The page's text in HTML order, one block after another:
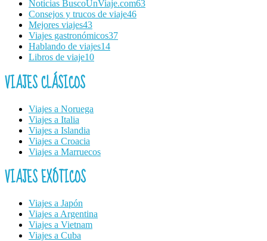
Noticias BuscoUnViaje.com63
Consejos y trucos de viaje46
Mejores viajes43
Viajes gastronómicos37
Hablando de viajes14
Libros de viaje10
VIAJES CLÁSICOS
Viajes a Noruega
Viajes a Italia
Viajes a Islandia
Viajes a Croacia
Viajes a Marruecos
VIAJES EXÓTICOS
Viajes a Japón
Viajes a Argentina
Viajes a Vietnam
Viajes a Cuba